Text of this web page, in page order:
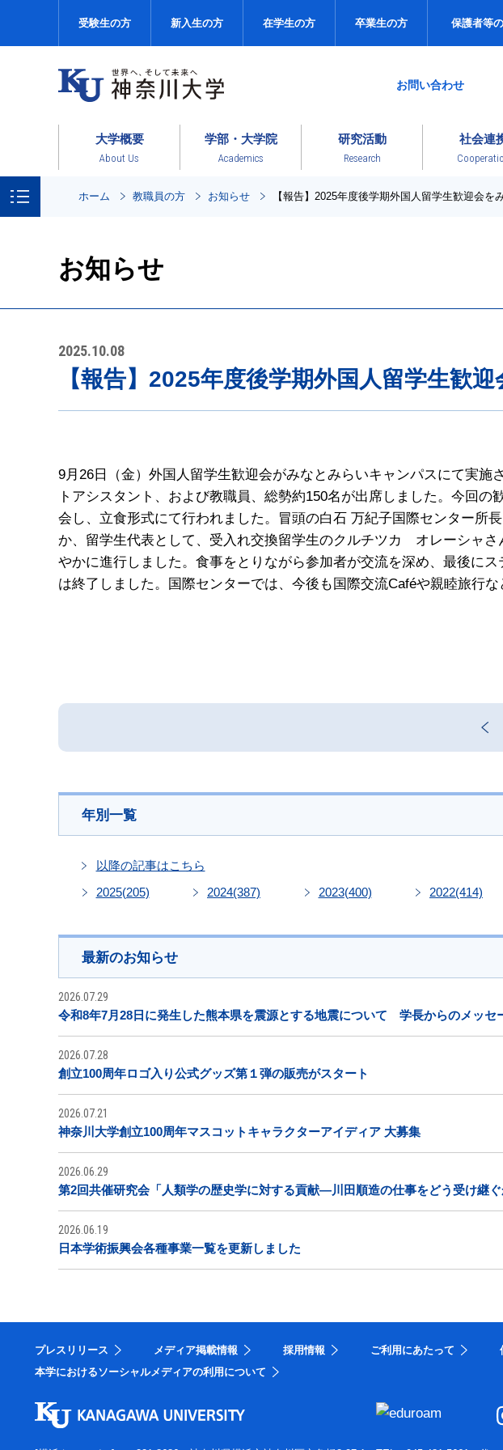
受験生の方 新入生の方 在学生の方 卒業生の方 保護者等
お問い合わせ
大学概要
About Us
学部・大学院
Academics
研究活動
Research
社会連
ホーム 教職員の方 お知らせ 【報告】2025年度後学期外国人留学生歓迎会
お知らせ
2025.10.08
【報告】2025年度後学期外国人留学生歓
9月26日（金）外国人留学生歓迎会がみなとみらいキャンパスにて実
トアシスタント、および教職員、総勢約150名が出席しました。今回
会し、立食形式にて行われました。冒頭の白石 万紀子国際センター所
か、留学生代表として、受入れ交換留学生のクルチツカ オレーシャ
やかに進行しました。食事をとりながら参加者が交流を深め、最後に
は終了しました。国際センターでは、今後も国際交流Caféや親睦旅行
年別一覧
以降の記事はこちら
2025(205) 2024(387) 2023(400) 2022(414)
最新のお知らせ
2026.07.29
令和8年7月28日に発生した熊本県を震源とする地震について 学長からのメッセ
2026.07.28
創立100周年ロゴ入り公式グッズ第１弾の販売がスタート
2026.07.21
神奈川大学創立100周年マスコットキャラクターアイディア 大募集
2026.06.29
第2回共催研究会「人類学の歴史学に対する貢献―川田順造の仕事をどう受け継ぐ
2026.06.19
日本学術振興会各種事業一覧を更新しました
プレスリリース メディア掲載情報 採用情報 ご利用にあたって
本学におけるソーシャルメディアの利用について